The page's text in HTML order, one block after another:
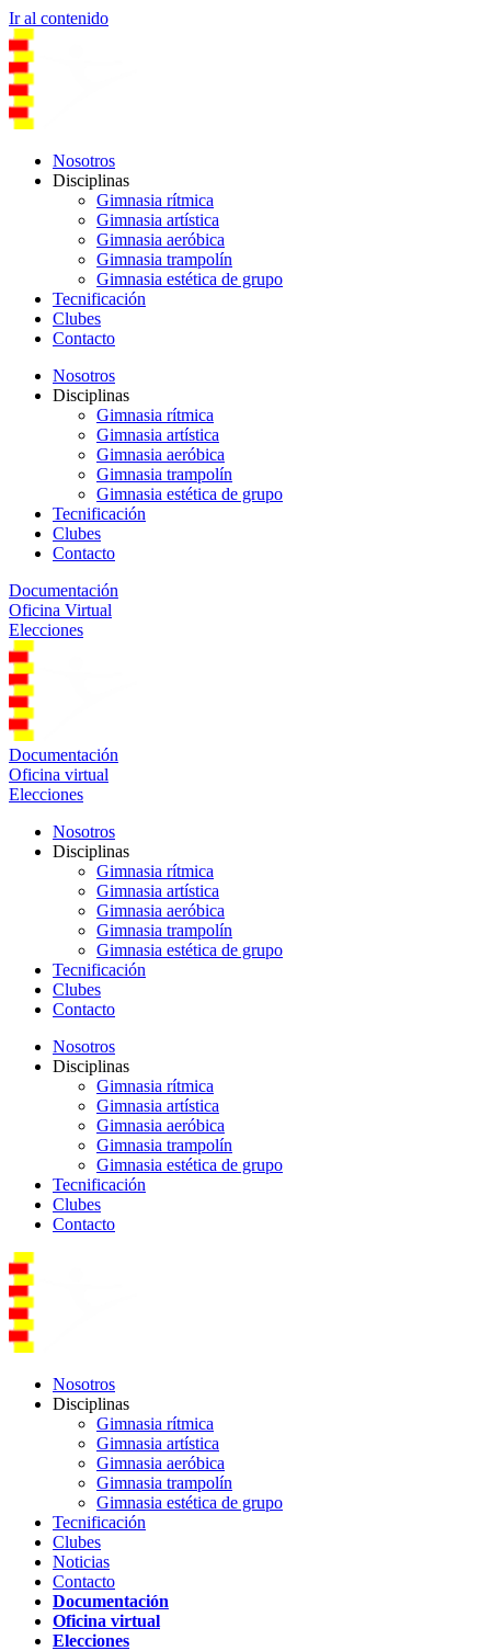
Ir al contenido
Nosotros
Disciplinas
Gimnasia rítmica
Gimnasia artística
Gimnasia aeróbica
Gimnasia trampolín
Gimnasia estética de grupo
Tecnificación
Clubes
Contacto
Nosotros
Disciplinas
Gimnasia rítmica
Gimnasia artística
Gimnasia aeróbica
Gimnasia trampolín
Gimnasia estética de grupo
Tecnificación
Clubes
Contacto
Documentación
Oficina Virtual
Elecciones
Documentación
Oficina virtual
Elecciones
Nosotros
Disciplinas
Gimnasia rítmica
Gimnasia artística
Gimnasia aeróbica
Gimnasia trampolín
Gimnasia estética de grupo
Tecnificación
Clubes
Contacto
Nosotros
Disciplinas
Gimnasia rítmica
Gimnasia artística
Gimnasia aeróbica
Gimnasia trampolín
Gimnasia estética de grupo
Tecnificación
Clubes
Contacto
Nosotros
Disciplinas
Gimnasia rítmica
Gimnasia artística
Gimnasia aeróbica
Gimnasia trampolín
Gimnasia estética de grupo
Tecnificación
Clubes
Noticias
Contacto
Documentación
Oficina virtual
Elecciones